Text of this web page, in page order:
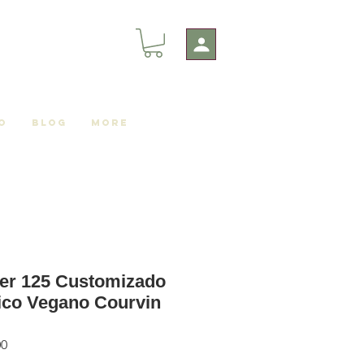
Blog More
125 Customizado
Vegano Courvin
Preço